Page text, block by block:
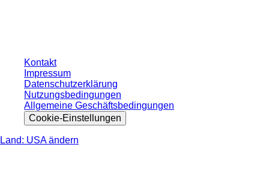
Kontakt
Impressum
Datenschutzerklärung
Nutzungsbedingungen
Allgemeine Geschäftsbedingungen
Cookie-Einstellungen
Land: USA ändern